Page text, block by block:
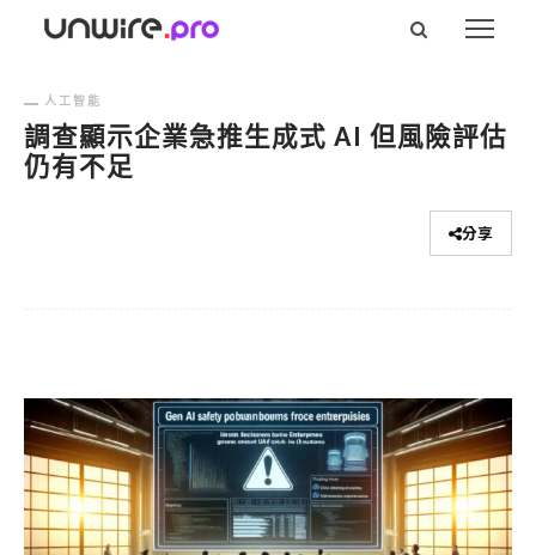
人工智能
調查顯示企業急推生成式 AI 但風險評估
仍有不足
分享